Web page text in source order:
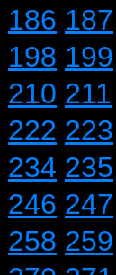
186 187
198 199
210 211
222 223
234 235
246 247
258 259